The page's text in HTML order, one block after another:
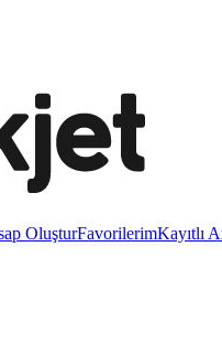
OluşturFavorilerimKayıtlı